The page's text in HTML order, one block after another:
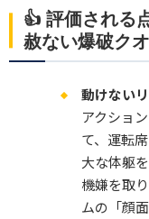
👍 評価される
赦ない爆破ク
動けない
アクショ
て、運転
大な体躯
機嫌を取
ムの「顔